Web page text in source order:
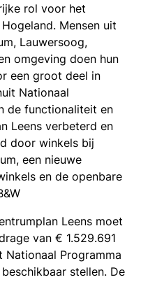
rol voor het
Mensen uit
Lauwersoog,
omgeving doen hun
een groot deel in
Nationaal
de functionaliteit en
Leens verbeterd en
door winkels bij
een nieuwe
en de openbare
Leens moet
van € 1.529.691
Programma
stellen. De